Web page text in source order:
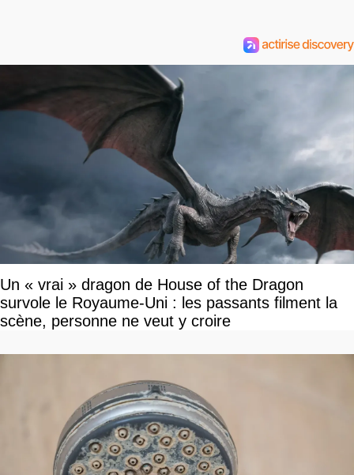
Un « vrai » dragon de House of the Dragon
survole le Royaume-Uni : les passants filment la
scène, personne ne veut y croire